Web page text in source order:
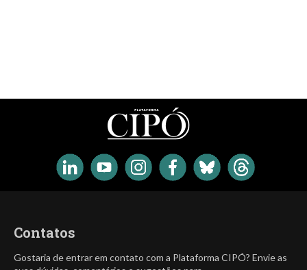
Contatos
Gostaria de entrar em contato com a Plataforma CIPÓ? Envie as